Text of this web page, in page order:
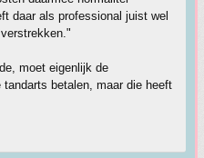
daar als professional juist wel
moet eigenlijk de
betalen, maar die heeft